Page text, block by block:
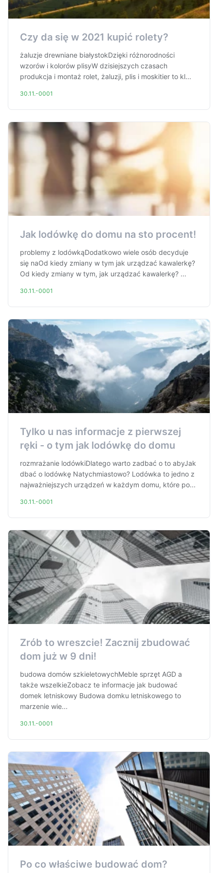
Czy da się w 2021 kupić rolety?
żaluzje drewniane białystokDzięki różnorodności
wzorów i kolorów plisyW dzisiejszych czasach
produkcja i montaż rolet, żaluzji, plis i moskitier to kl...
30.11.-0001
Jak lodówkę do domu na sto procent!
problemy z lodówkąDodatkowo wiele osób decyduje
się naOd kiedy zmiany w tym jak urządzać kawalerkę?
Od kiedy zmiany w tym, jak urządzać kawalerkę? ...
30.11.-0001
Tylko u nas informacje z pierwszej
ręki - o tym jak lodówkę do domu
rozmrażanie lodówkiDlatego warto zadbać o to abyJak
dbać o lodówkę Natychmiastowo? Lodówka to jedno z
najważniejszych urządzeń w każdym domu, które po...
30.11.-0001
Zrób to wreszcie! Zacznij zbudować
dom już w 9 dni!
budowa domów szkieletowychMeble sprzęt AGD a
także wszelkieZobacz te informacje jak budować
domek letniskowy Budowa domku letniskowego to
marzenie wie...
30.11.-0001
Po co właściwe budować dom?